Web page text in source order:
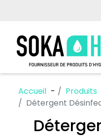
Accueil Produits
Détergent